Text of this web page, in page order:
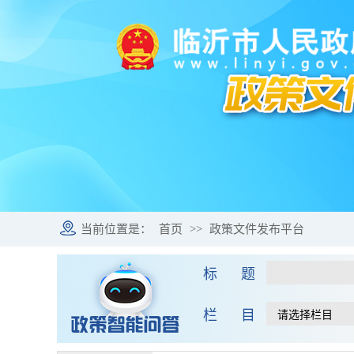
当前位置是： 首页 >> 政策文件发布平台
标 题
栏 目